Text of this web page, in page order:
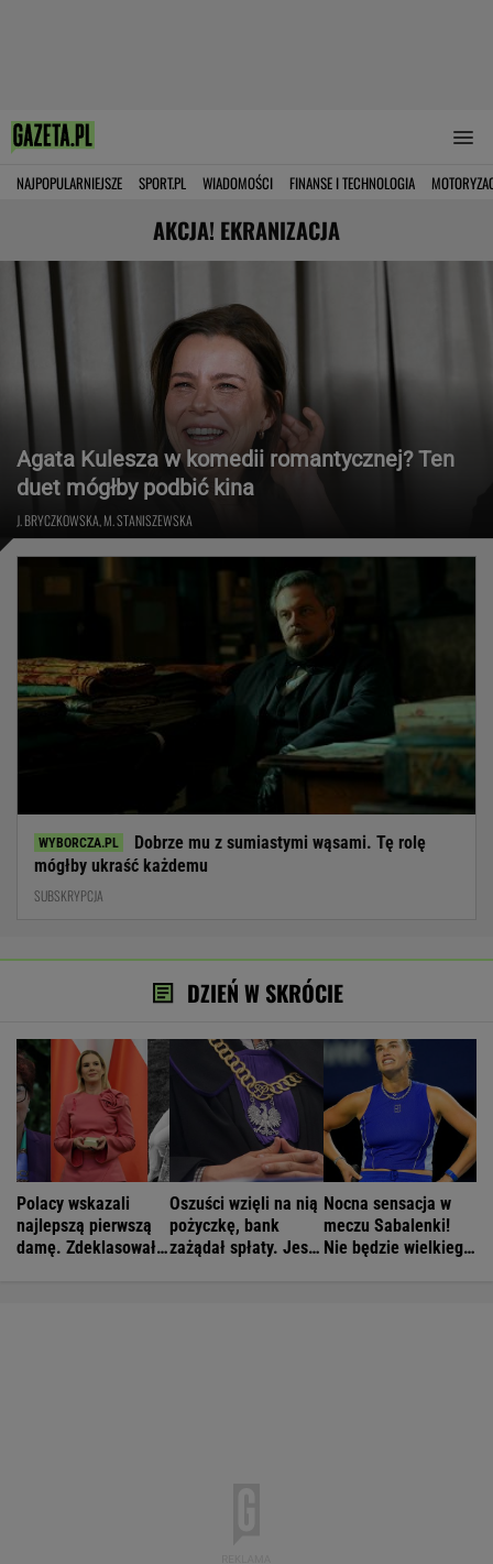
NAJPOPULARNIEJSZE SPORT.PL WIADOMOŚCI FINANSE I TECHNOLOGIA
AKCJA! EKRANIZACJA
Agata Kulesza w komedii romantycznej? Ten
duet mógłby podbić kina
J. BRYCZKOWSKA, M. STANISZEWSKA
Dobrze mu z sumiastymi wąsami. Tę rolę
mógłby ukraść każdemu
SUBSKRYPCJA
DZIEŃ W SKRÓCIE
Polacy wskazali
najlepszą pierwszą
damę. Zdeklasowała
Oszuści wzięli na nią
pożyczkę, bank
zażądał spłaty. Jest
Nocna sensacja w
meczu Sabalenki!
Nie będzie wielkiego